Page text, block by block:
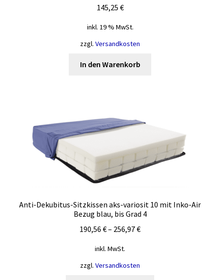
145,25 €
inkl. 19 % MwSt.
zzgl. Versandkosten
In den Warenkorb
Anti-Dekubitus-Sitzkissen aks-variosit 10 mit Inko-Air
Bezug blau, bis Grad 4
190,56 €– 256,97€
inkl. MwSt.
zzgl. Versandkosten